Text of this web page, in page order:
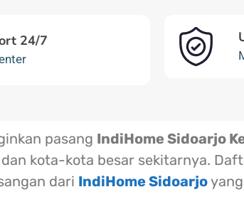
24/7
pasang IndiHome Sidoarjo
kota-kota besar sekitarnya.
dari IndiHome Sidoarjo